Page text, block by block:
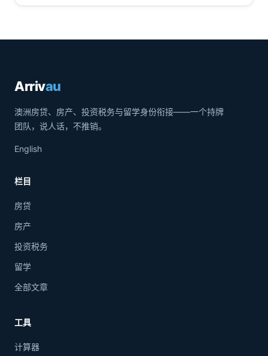
Arrivau
澳洲房贷、房产、投资税务与留学身份衔接——一个持牌
团队，说人话，不推销。
English
栏目
房贷
房产
投资税务
留学
全部文章
工具
计算器